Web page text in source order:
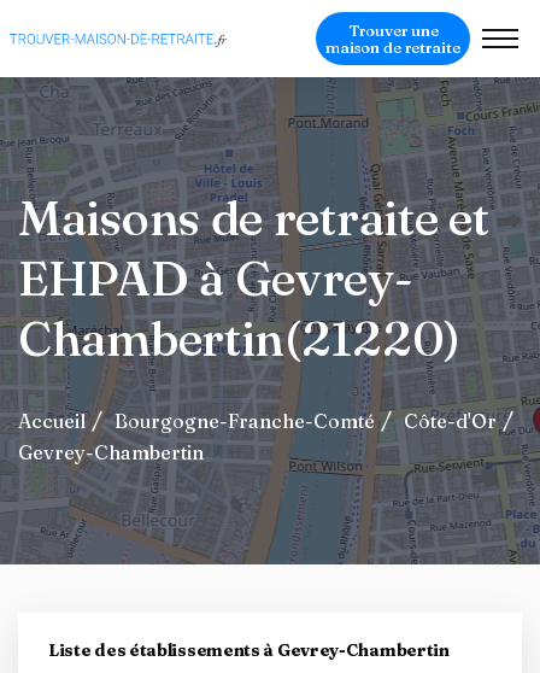
Trouver une
maison de retraite
Maisons de retraite et
EHPAD à Gevrey-
Chambertin(21220)
Accueil Bourgogne-Franche-Comté
Côte-d'Or
Gevrey-Chambertin
Liste des établissements à Gevrey-Chambertin